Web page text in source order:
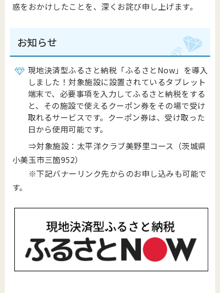
惑をおかけしたことを、深くお詫び申し上げます。
お知らせ
現地決済型ふるさと納税「ふるさとNow」を導入
しました！対象施設に設置されているタブレット
端末で、必要事項を入力してふるさと納税をする
と、その施設で使えるクーポン券をその場で受け
取れるサービスです。クーポン券は、受け取った
日から使用可能です。
⇒対象施設：太平洋クラブ美野里コース（茨城県
小美玉市三箇952）
※下記バナーリンク先からのお申し込みも可能で
す。